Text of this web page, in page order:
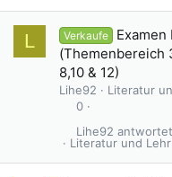
L Verkaufe
(Themenbereich
8,10 & 12)
Lihe92
Literatur
0
Literatur und
Lihe92